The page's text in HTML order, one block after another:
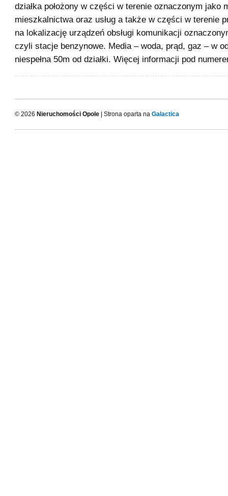
działka położony w części w terenie oznaczonym jako
mieszkalnictwa oraz usług a także w części w terenie
na lokalizację urządzeń obsługi komunikacji
czyli stacje benzynowe. Media – woda, prąd, gaz – w
niespełna 50m od działki. Więcej informacji pod
© 2026 Nieruchomości Opole | Strona oparta na Galactica